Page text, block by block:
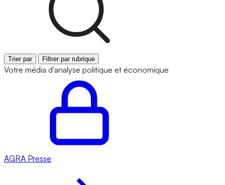
Trier par Filtrer par rubrique
Votre média d'analyse politique et économique
AGRA Presse